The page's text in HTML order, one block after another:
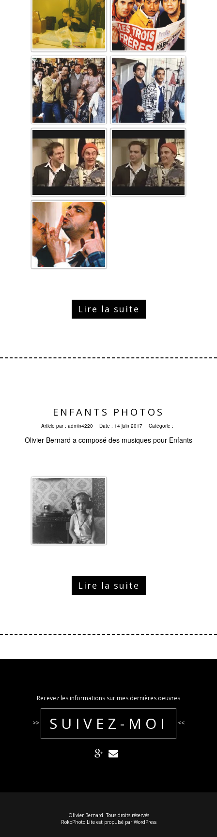
Lire la suite
ENFANTS PHOTOS
Article par : admin4220 Date : 14 juin 2017 Catégorie :
Olivier Bernard a composé des musiques pour Enfants
Lire la suite
Recevez les informations sur mes dernières oeuvres
>> SUIVEZ-MOI <<
Olivier Bernard. Tous droits réservés
RokoPhoto Liteest propulsé par WordPress